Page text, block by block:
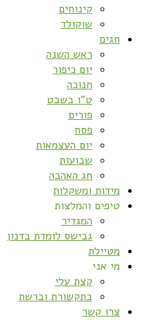
קינוחים
שוקולד
חגים
ראש השנה
יום כיפור
חנוכה
ט”ו בשבט
פורים
פסח
יום העצמאות
שבועות
חג האהבה
מידות ומשקלות
טיפים והמלצות
המגדיר
גבישס לומדת בדנון
מטיילת
מי אני
קצת עלי
בתקשורת וברשת
צרו קשר